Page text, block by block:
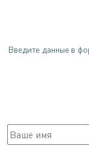
Введите данные в